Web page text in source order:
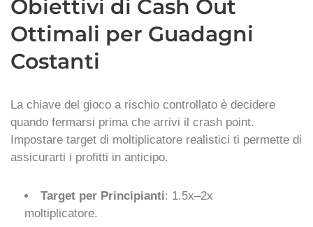
Obiettivi di Cash Out
Ottimali per Guadagni
Costanti
La chiave del gioco a rischio controllato è decidere
quando fermarsi prima che arrivi il crash point.
Impostare target di moltiplicatore realistici ti permette di
assicurarti i profitti in anticipo.
Target per Principianti: 1.5x–2x
moltiplicatore.